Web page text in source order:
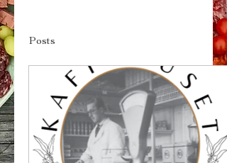
Posts